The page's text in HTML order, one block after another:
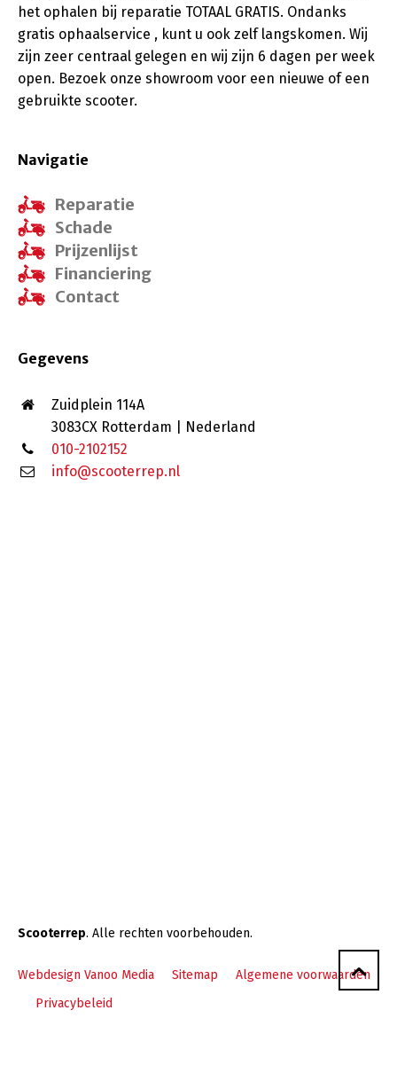
het ophalen bij reparatie TOTAAL GRATIS. Ondanks
gratis ophaalservice , kunt u ook zelf langskomen. Wij
zijn zeer centraal gelegen en wij zijn 6 dagen per week
open. Bezoek onze showroom voor een nieuwe of een
gebruikte scooter.
Navigatie
Reparatie
Schade
Prijzenlijst
Financiering
Contact
Gegevens
Zuidplein 114A
3083CX Rotterdam | Nederland
010-2102152
info@scooterrep.nl
Scooterrep. Alle rechten voorbehouden.
Webdesign Vanoo Media Sitemap
Algemene voorwaarden
Privacybeleid